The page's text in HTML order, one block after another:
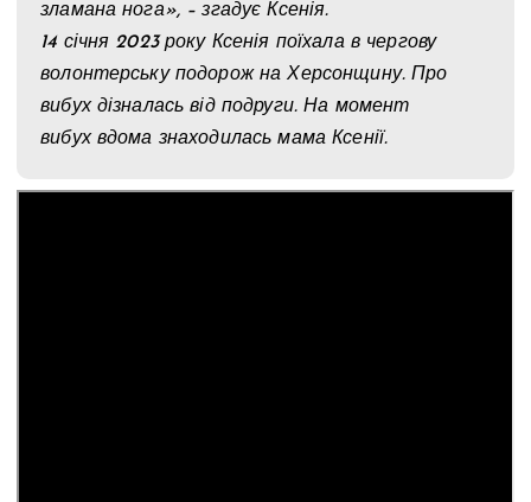
зламана нога», – згадує Ксенія.
14 січня 2023 року Ксенія поїхала в чергову
волонтерську подорож на Херсонщину. Про
вибух дізналась від подруги. На момент
вибух вдома знаходилась мама Ксенії.